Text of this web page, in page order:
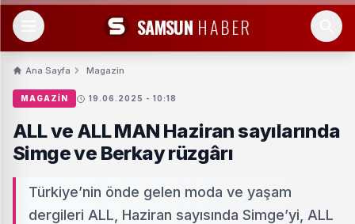
SAMSUN HABER
Ana Sayfa Magazin
MAGAZIN 19.06.2025 - 10:18
ALL ve ALL MAN Haziran sayılarında
Simge ve Berkay rüzgârı
Türkiye’nin önde gelen moda ve yaşam
dergileri ALL, Haziran sayısında Simge’yi, ALL